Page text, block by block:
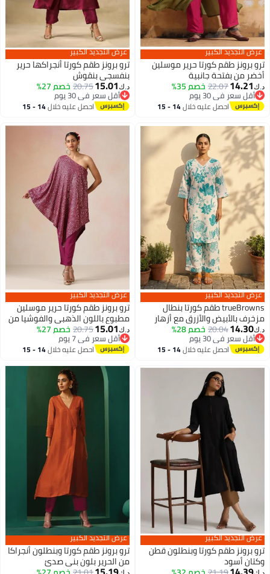
عرض التجديد الكبير
ترو برونز طقم كورتا حرير موسلين
أخضر من بفتحة جانبية
د.ك‏14.21
22.07خصم 35%
أقل سعر في 30 يوم
أقل سعر في 30 يوماحصل عليه خلال 14 - 15
عرض التجديد الكبير
ترو برونز طقم كورتا أنجراكها حرير
بنفسجي بنقوش
د.ك‏15.01
20.75خصم 27%
أقل سعر في 30 يوم
أقل سعر في 30 يوماحصل عليه خلال 14 - 15
عرض التجديد الكبير
trueBrowns طقم كورتا بنطال
مزخرف بالأبيض والأزرق مع أزهار
حقيقية
د.ك‏14.30
20.04خصم 28%
أقل سعر في 30 يوم
أقل سعر في 30 يوماحصل عليه خلال 14 - 15
عرض التجديد الكبير
ترو برونز طقم كورتا حرير موسلين
مطبوع باللون الذهبي والفوشيا من
بكتف واحد غير متماثل
د.ك‏15.01
20.75خصم 27%
أقل سعر في 7 يوم
أقل سعر في 7 يوماحصل عليه خلال 14 - 15
عرض التجديد الكبير
ترو برونز طقم كورتا وبنطلون قطن
وكتان أسود
عرض التجديد الكبير
ترو برونز طقم كورتا وبنطلون أنجراكا
من الحرير بلون بني صدئ